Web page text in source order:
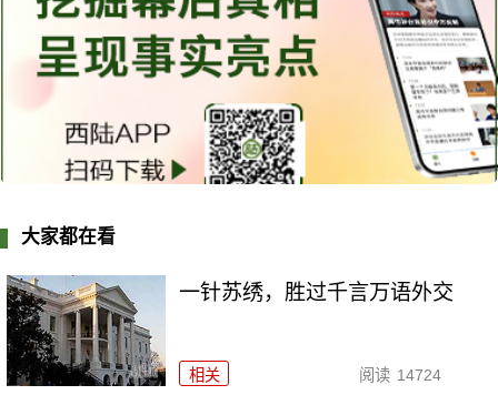
大家都在看
一针苏绣，胜过千言万语外交
相关 阅读 14724